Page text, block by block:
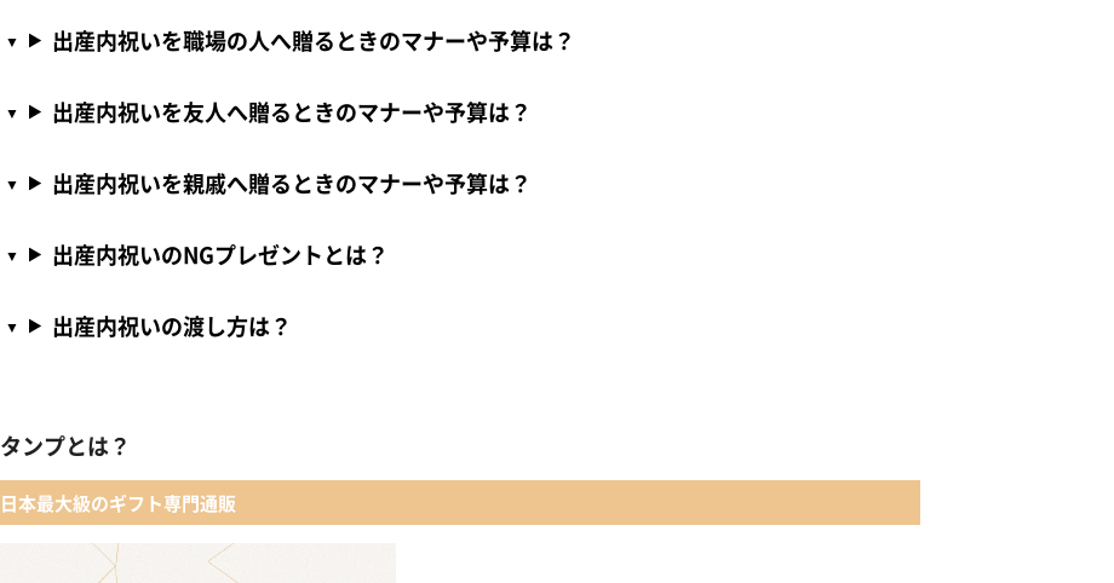
出産内祝いを職場の人へ贈るときのマナーや予算は？
出産内祝いを友人へ贈るときのマナーや予算は？
出産内祝いを親戚へ贈るときのマナーや予算は？
出産内祝いのNGプレゼントとは？
出産内祝いの渡し方は？
タンプとは？
日本最大級のギフト専門通販